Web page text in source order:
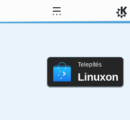
Telepítés
Linuxon